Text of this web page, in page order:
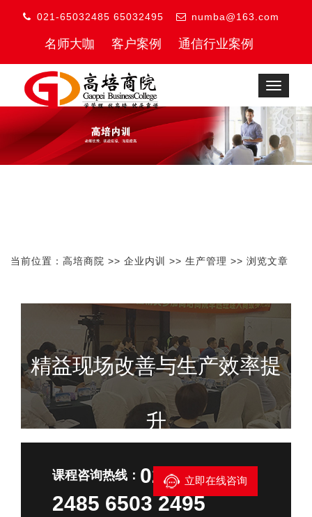
021-65032485 65032495 numba@163.com
名师大咖 客户案例 通信行业案例
Toggle
当前位置： 高培商院 >> 企业内训 >> 生产管理 >> 浏览文章
精益现场改善与生产效率提
升
课程咨询热线： 021—6503
2485 6503 2495
立即在线咨询